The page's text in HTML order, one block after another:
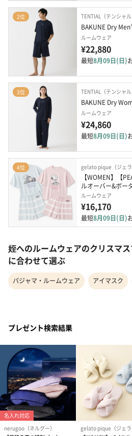
2位 TENTIAL（テンシャル
BAKUNE Dry
ルームウェア
¥22,880
最短8月09日(日)
3位 TENTIAL（テンシャル
BAKUNE Dry
ルームウェア
¥24,860
最短8月09日(日)
4位 gelato pique（ジェラ
【WOMEN】【
ルオーバー&ボー
ルームウェア
¥16,170
最短8月09日(日)
姪へのルームウェアのクリスマ
に合わせて選ぶ
パジャマ・ルームウェア アイマスク
プレゼント検索結果